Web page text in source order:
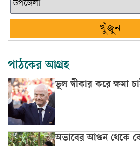
খুঁজুন
পাঠকের আগ্রহ
ভুল স্বীকার করে ক্ষমা
অভাবের আগুন থেকে